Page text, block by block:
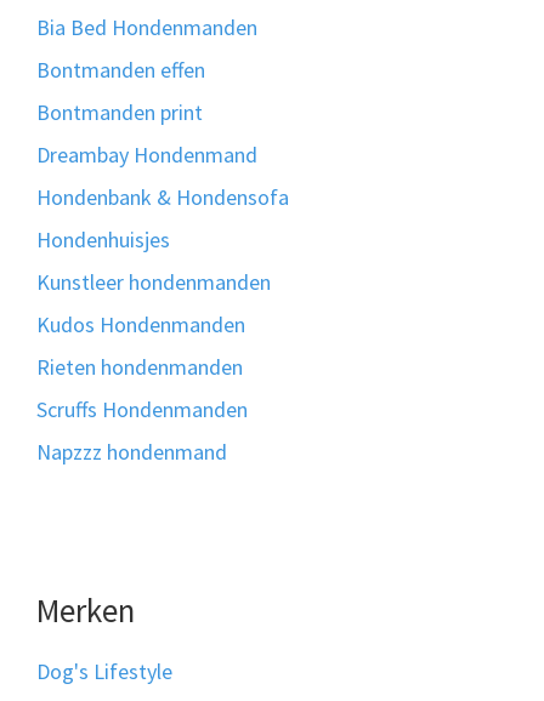
Bia Bed Hondenmanden
Bontmanden effen
Bontmanden print
Dreambay Hondenmand
Hondenbank & Hondensofa
Hondenhuisjes
Kunstleer hondenmanden
Kudos Hondenmanden
Rieten hondenmanden
Scruffs Hondenmanden
Napzzz hondenmand
Merken
Dog's Lifestyle